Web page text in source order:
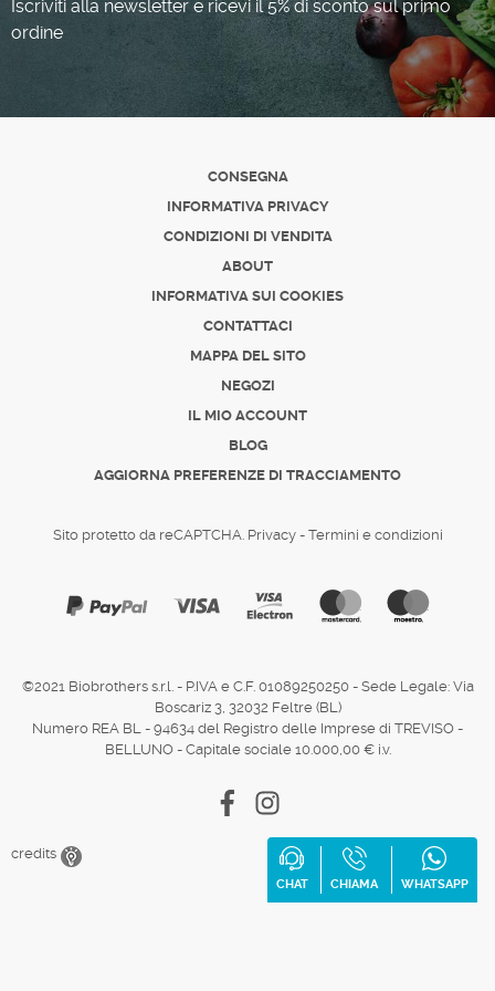
Iscriviti alla newsletter e ricevi il 5% di sconto sul primo
ordine
CONSEGNA
INFORMATIVA PRIVACY
CONDIZIONI DI VENDITA
ABOUT
INFORMATIVA SUI COOKIES
CONTATTACI
MAPPA DEL SITO
NEGOZI
IL MIO ACCOUNT
BLOG
AGGIORNA PREFERENZE DI TRACCIAMENTO
Sito protetto da reCAPTCHA. Privacy- Termini e condizioni
©2021 Biobrothers s.r.l. - P.IVA e C.F. 01089250250 - Sede Legale: Via
Boscariz 3, 32032 Feltre (BL)
Numero REA BL - 94634 del Registro delle Imprese di TREVISO -
BELLUNO - Capitale sociale 10.000,00 € i.v.
Facebook
credits
CHAT CHIAMA WHATSAPP